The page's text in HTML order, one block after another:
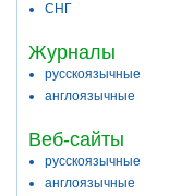
СНГ
Журналы
русскоязычные
англоязычные
Веб-сайты
русскоязычные
англоязычные